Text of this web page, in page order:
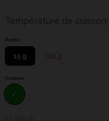
Température de cuisson
Poids
15 g
Couleur
En Stock